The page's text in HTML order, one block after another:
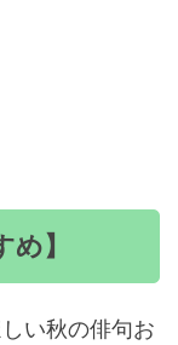
】
い秋の俳句お